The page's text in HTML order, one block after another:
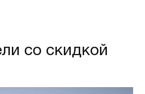
со скидкой